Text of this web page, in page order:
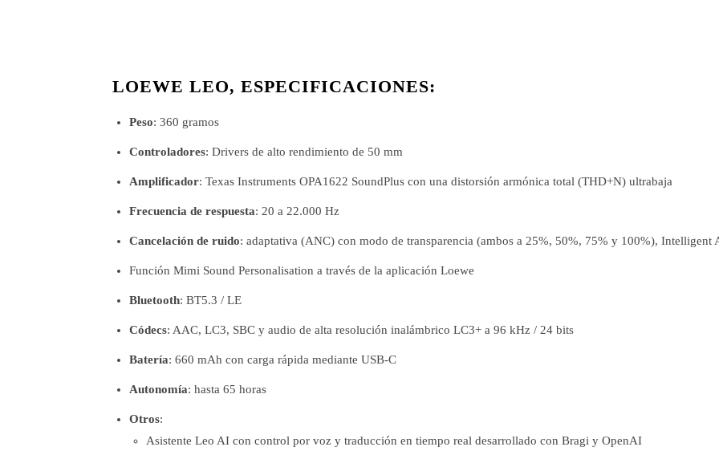
LOEWE LEO, ESPECIFICACIONES:
Peso: 360 gramos
Controladores: Drivers de alto rendimiento de 50 mm
Amplificador: Texas Instruments OPA1622 SoundPlus con una distorsión armónica total (THD+N) ultrabaja
Frecuencia de respuesta: 20 a 22.000 Hz
Cancelación de ruido: adaptativa (ANC) con modo de transparencia (ambos a 25%, 50%, 75% y 100%), Intelligent
Función Mimi Sound Personalisation a través de la aplicación Loewe
Bluetooth: BT5.3 / LE
Códecs: AAC, LC3, SBC y audio de alta resolución inalámbrico LC3+ a 96 kHz / 24 bits
Batería: 660 mAh con carga rápida mediante USB-C
Autonomía: hasta 65 horas
Otros:
Asistente Leo AI con control por voz y traducción en tiempo real desarrollado con Bragi y OpenAI